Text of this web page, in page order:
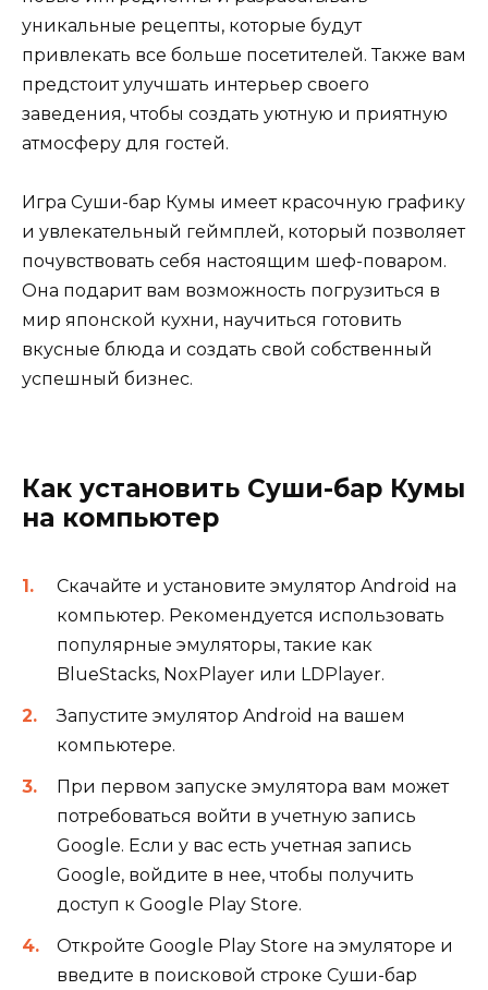
уникальные рецепты, которые будут
привлекать все больше посетителей. Также вам
предстоит улучшать интерьер своего
заведения, чтобы создать уютную и приятную
атмосферу для гостей.
Игра Суши-бар Кумы имеет красочную графику
и увлекательный геймплей, который позволяет
почувствовать себя настоящим шеф-поваром.
Она подарит вам возможность погрузиться в
мир японской кухни, научиться готовить
вкусные блюда и создать свой собственный
успешный бизнес.
Как установить Суши-бар Кумы
на компьютер
Скачайте и установите эмулятор Android на
компьютер. Рекомендуется использовать
популярные эмуляторы, такие как
BlueStacks, NoxPlayer или LDPlayer.
Запустите эмулятор Android на вашем
компьютере.
При первом запуске эмулятора вам может
потребоваться войти в учетную запись
Google. Если у вас есть учетная запись
Google, войдите в нее, чтобы получить
доступ к Google Play Store.
Откройте Google Play Store на эмуляторе и
введите в поисковой строке Суши-бар